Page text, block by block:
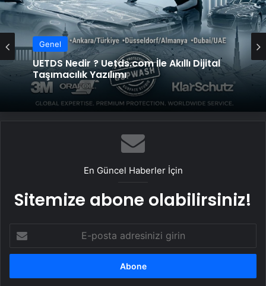
Genel
UETDS Nedir ? Uetds.com İle Akıllı Dijital
Taşımacılık Yazılımı
En Güncel Haberler İçin
Sitemize abone olabilirsiniz!
posta
adresinizi